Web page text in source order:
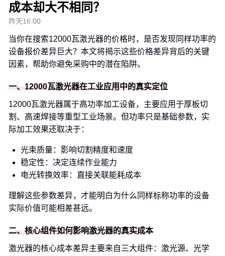
成本却大不相同？
昨天16:00
当你在搜索12000瓦激光器的价格时，是否发现同样功率的
设备报价差异巨大？本文将揭示这些价格差异背后的关键
因素，帮助你避免采购中的潜在陷阱。
一、12000瓦激光器在工业应用中的真实定位
12000瓦激光器属于高功率加工设备，主要应用于厚板切
割、高速焊接等重型工业场景。但功率只是基础参数，实
际加工效果还取决于：
光束质量：影响切割精度和速度
稳定性：决定连续作业能力
电光转换效率：直接关联能耗成本
理解这些参数差异，才能明白为什么同样标称功率的设备
实际价值可能相差甚远。
二、核心组件如何影响激光器的真实成本
激光器的核心成本差异主要来自三大组件：激光源、光学